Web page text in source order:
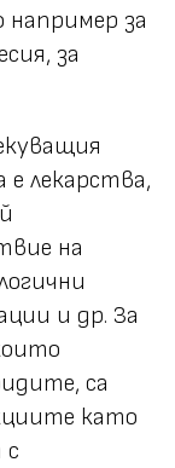
за
за
е лекарства,
на
и др. За
са
като
с